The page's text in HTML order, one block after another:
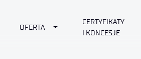
OFERTA Toggle Dropdown
CERTYFIKATY
I KONCESJE